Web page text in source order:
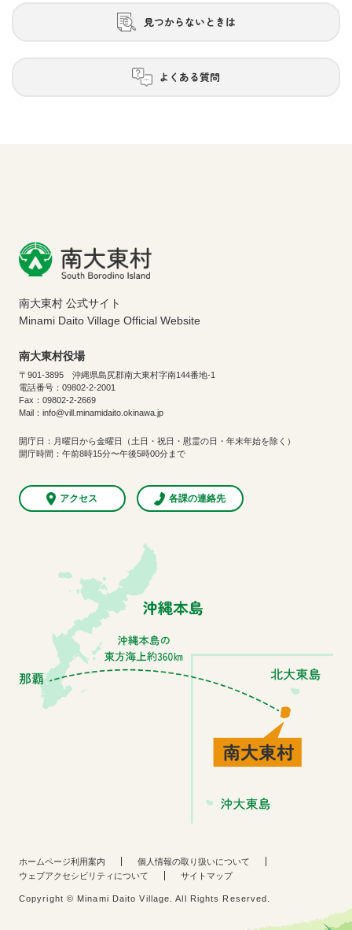
見つからないときは
よくある質問
南大東村 公式サイト
Minami Daito Village Official Website
南大東村役場
〒901-3895 沖縄県島尻郡南大東村字南144番地-1
電話番号：09802-2-2001
Fax：09802-2-2669
Mail：info@vill.minamidaito.okinawa.jp
開庁日：月曜日から金曜日（土日・祝日・慰霊の日・年末年始を除く）
開庁時間：午前8時15分〜午後5時00分まで
アクセス 各課の連絡先
ホームページ利用案内
個人情報の取り扱いについて
ウェブアクセシビリティについて
サイトマップ
Copyright © Minami Daito Village. All Rights Reserved.